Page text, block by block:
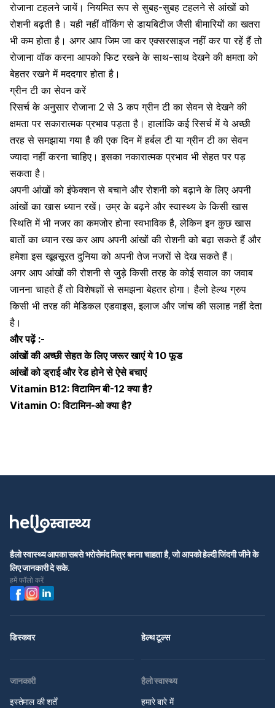
रोजाना टहलने जायें। नियमित रूप से सुबह-सुबह टहलने से आंखों को
रोशनी बढ़ती है। यही नहींवॉकिंगसे डायबिटीज जैसी बीमारियों का खतरा
भी कम होता है। अगर आप जिम जा कर एक्सरसाइज नहीं कर पा रहें हैं तो
रोजाना वॉक करना आपको फिट रखने के साथ-साथ देखने की क्षमता को
बेहतर रखने में मददगार होता है।
ग्रीन टी का सेवन करें
रिसर्च के अनुसार रोजाना 2 से 3 कपग्रीन टी का सेवन से देखने की
क्षमता पर सकारात्मक प्रभाव पड़ता है। हालांकि कई रिसर्च में ये अच्छी
तरह से समझाया गया है की एक दिन में हर्बल टी या ग्रीन टी का सेवन
ज्यादा नहीं करना चाहिए। इसका नकारात्मक प्रभाव भी सेहत पर पड़
सकता है।
अपनी आंखों को इंफेक्शन से बचाने और रोशनी को बढ़ाने के लिए अपनी
आंखों का खास ध्यान रखें। उम्र के बढ़ने और स्वास्थ्य के किसी खास
स्थिति में भी नजर का कमजोर होना स्वभाविक है, लेकिन इन कुछ खास
बातों का ध्यान रख कर आप अपनी आंखों की रोशनी को बढ़ा सकते हैं और
हमेशा इस खूबसूरत दुनिया को अपनी तेज नजरों से देख सकते हैं।
अगर आप आंखों की रोशनी से जुड़े किसी तरह के कोई सवाल का जवाब
जानना चाहते हैं तो विशेषज्ञों से समझना बेहतर होगा।हैलो हेल्थ ग्रुप
किसी भी तरह की मेडिकल एडवाइस,इलाज और जांच की सलाह नहीं देता
है।
और पढ़ें :-
आंखों की अच्छी सेहत के लिए जरूर खाएं ये 10 फूड
आंखों को ड्राई और रेड होने से ऐसे बचाएं
Vitamin B12: विटामिन बी-12 क्या है?
Vitamin O: विटामिन-ओ क्या है?
हैलो स्वास्थ्य आपका सबसे भरोसेमंद मित्र बनना चाहता है, जो आपको हेल्दी जिंदगी जीने के
लिए जानकारी दे सके.
हमें फॉलो करें
डिस्कवर हेल्थ टूल्स
जानकारी
इस्तेमाल की शर्तें
हैलो स्वास्थ्य
हमारे बारे में